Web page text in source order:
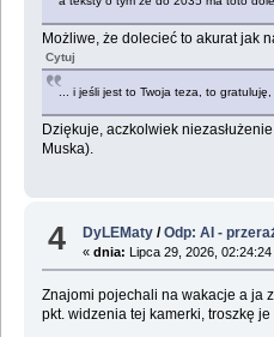
Możliwe, że dolecieć to akurat jak
Cytuj
... i jeśli jest to Twoja teza, to
Dziękuje, aczkolwiek
Muska).
4 DyLEMaty /Odp: AI -
«dnia: Lipca 29, 2026,
Znajomi pojechali na wakacje a ja
pkt. widzenia tej kamerki, troszkę